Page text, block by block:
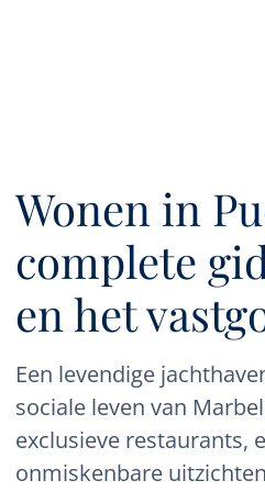
Wonen in
complete
en het
Een levendige
sociale leven van
exclusieve restaurants,
onmiskenbare